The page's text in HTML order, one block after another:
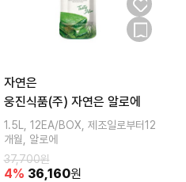
자연은
웅진식품(주) 자연은 알로에
1.5L, 12EA/BOX, 제조일로부터12
개월, 알로에
37,700원
4% 36,160원